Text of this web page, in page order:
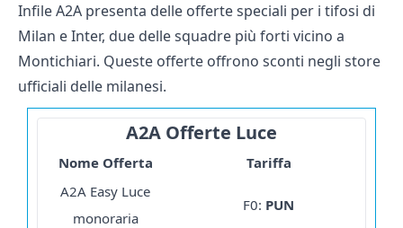
Infile A2A presenta delle offerte speciali per i tifosi di
Milan e Inter, due delle squadre più forti vicino a
Montichiari. Queste offerte offrono sconti negli store
ufficiali delle milanesi.
A2A Offerte Luce
Nome Offerta
Tariffa
A2A Easy Luce
monoraria
F0: PUN